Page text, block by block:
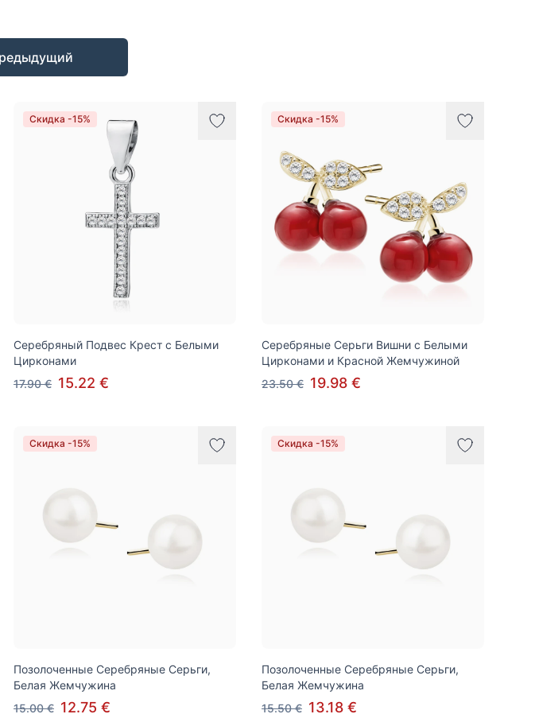
Скидка -15%
Серебряный Подвес Крест с Белыми
Цирконами
17.90 € 15.22 €
Скидка -15%
Серебряные Серьги Вишни с Белыми
Цирконами и Красной Жемчужиной
23.50 € 19.98 €
Скидка -15%
Позолоченные Серебряные Серьги,
Белая Жемчужина
15.00 € 12.75 €
Скидка -15%
Позолоченные Серебряные Серьги,
Белая Жемчужина
15.50 € 13.18 €